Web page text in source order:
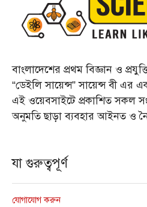
বাংলাদেশের প্রথম বিজ্ঞান ও
“ডেইলি সায়েন্স” সায়েন্স বী এর
এই ওয়েবসাইটে প্রকাশিত সকল
অনুমতি ছাড়া ব্যবহার আইনত ও
যা গুরুত্বপূর্ণ
যোগাযোগ করুন